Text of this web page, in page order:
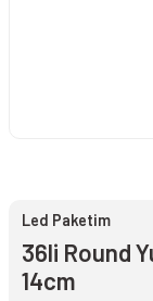
Led Paketim
36li Round
14cm